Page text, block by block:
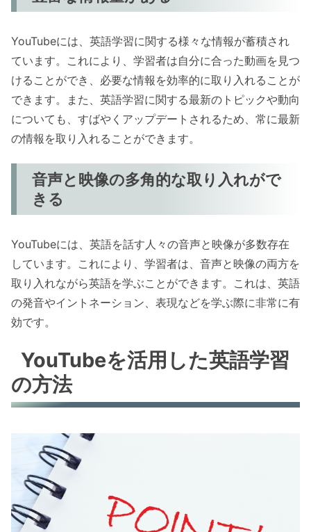
YouTubeには、英語学習に関する様々な情報が蓄積され
ています。これにより、学習者は自分に合った動画を見つ
けることができ、必要な情報を効率的に取り入れることが
できます。また、英語学習に関する最新のトピックや動向
についても、すばやくアップデートされるため、常に最新
の情報を取り入れることができます。
音声と映像の多角的な取り入れがで
きる
YouTubeには、英語を話す人々の音声と映像が多数存在
しています。これにより、学習者は、音声と映像の両方を
取り入れながら英語を学ぶことができます。これは、英語
の発音やイントネーション、表現などを学ぶ際に非常に有
効です。
YouTubeを活用した英語学習
の方法